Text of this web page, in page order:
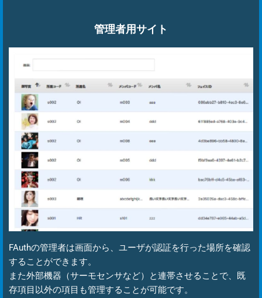
管理者用サイト
FAuthの管理者は画面から、ユーザが認証を行った場所を確認
することができます。
また外部機器（サーモセンサなど）と連帯させることで、既
存項目以外の項目も管理することが可能です。